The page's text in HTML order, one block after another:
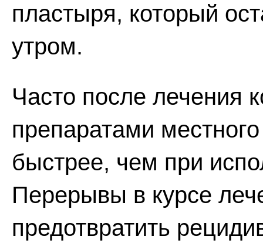
пластыря, который
утром.
Часто после лечения
препаратами
быстрее, чем при
Перерывы в курсе
предотвратить